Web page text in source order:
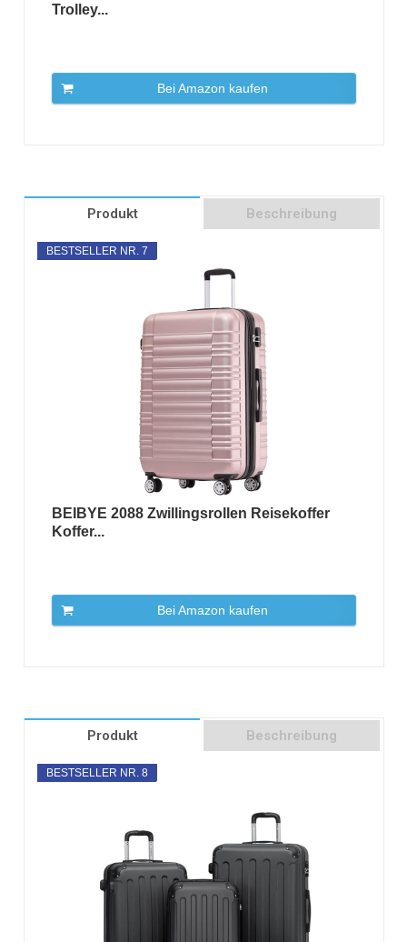
Trolley...
Bei Amazon kaufen
Produkt Beschreibung
BESTSELLER NR. 7
BEIBYE 2088 Zwillingsrollen Reisekoffer
Koffer...
Bei Amazon kaufen
Produkt Beschreibung
BESTSELLER NR. 8